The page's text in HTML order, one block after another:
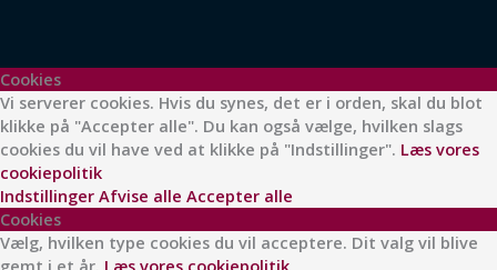
Cookies
Vi serverer cookies. Hvis du synes, det er i orden, skal du blot
klikke på "Accepter alle". Du kan også vælge, hvilken slags
cookies du vil have ved at klikke på "Indstillinger". Læs vores
cookiepolitik
Indstillinger Afvise alle Accepter alle
Cookies
Vælg, hvilken type cookies du vil acceptere. Dit valg vil blive
gemt i et år. Læs vores cookiepolitik